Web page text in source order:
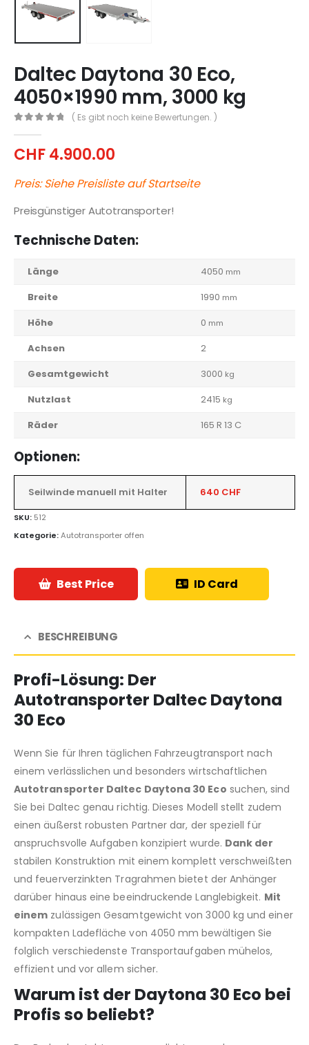
Daltec Daytona 30 Eco,
4050×1990 mm, 3000 kg
( Es gibt noch keine Bewertungen. )
CHF4.900.00
Preis: Siehe Preisliste auf Startseite
Preisgünstiger Autotransporter!
Technische Daten:
Länge 4050 mm
Breite 1990 mm
Höhe 0 mm
Achsen
2
Gesamtgewicht
3000 kg
Nutzlast 2415 kg
Räder 165 R 13 C
Optionen:
Seilwinde manuell mit Halter 640 CHF
SKU: 512
Kategorie:Autotransporter offen
Best Price ID Card
BESCHREIBUNG
Profi-Lösung: Der
Autotransporter Daltec Daytona
30 Eco
Wenn Sie für Ihren täglichen Fahrzeugtransport nach
einem verlässlichen und besonders wirtschaftlichen
Autotransporter Daltec Daytona 30 Eco suchen, sind
Sie bei Daltec genau richtig. Dieses Modell stellt zudem
einen äußerst robusten Partner dar, der speziell für
anspruchsvolle Aufgaben konzipiert wurde. Dank der
stabilen Konstruktion mit einem komplett verschweißten
und feuerverzinkten Tragrahmen bietet der Anhänger
darüber hinaus eine beeindruckende Langlebigkeit. Mit
einem zulässigen Gesamtgewicht von 3000 kg und einer
kompakten Ladefläche von 4050 mm bewältigen Sie
folglich verschiedenste Transportaufgaben mühelos,
effizient und vor allem sicher.
Warum ist der Daytona 30 Eco bei
Profis so beliebt?